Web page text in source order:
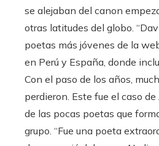
se alejaban del canon
otras latitudes del globo.
poetas más jóvenes de la
en Perú y España, donde
Con el paso de los años,
perdieron. Este fue el caso
de las pocas poetas que
grupo. “Fue una poeta